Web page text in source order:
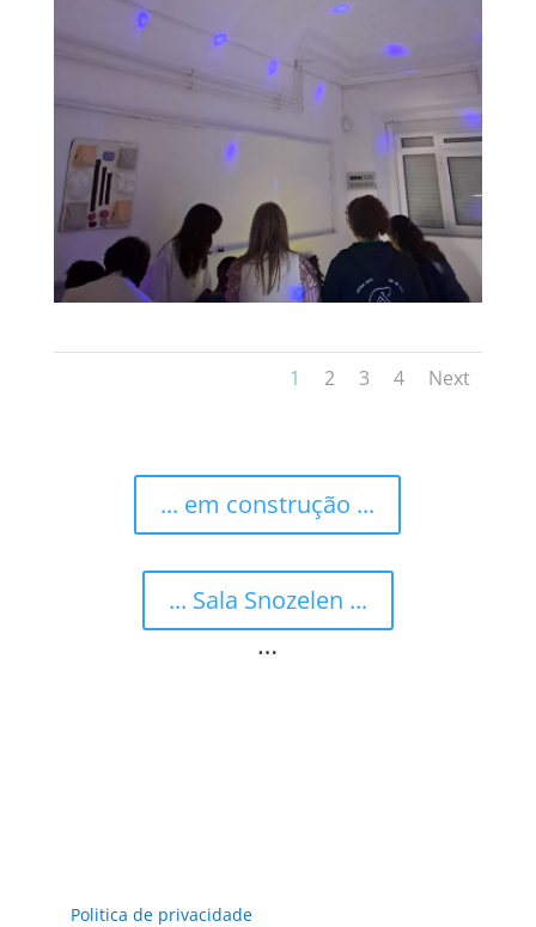
1 2 3 4 Next
... em construção ...
... Sala Snozelen ...
…
Politica de privacidade